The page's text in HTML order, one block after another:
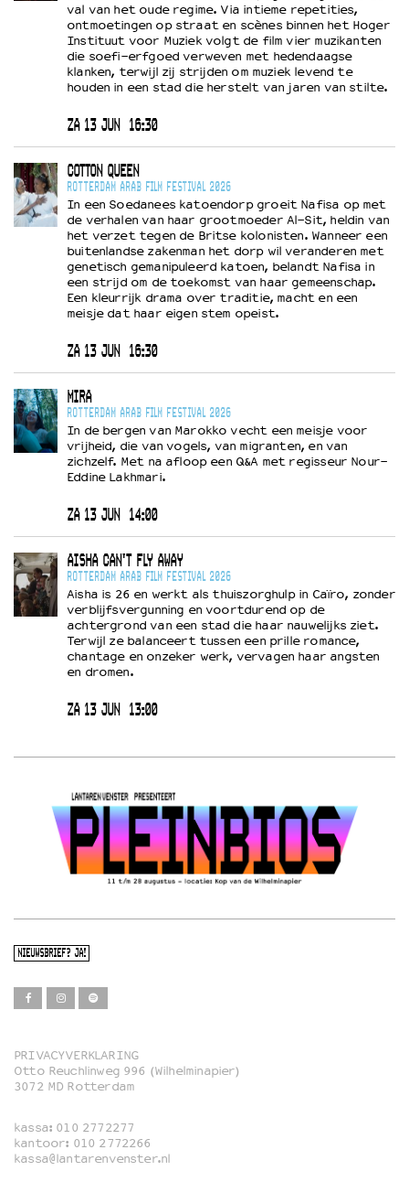
val van het oude regime. Via intieme repetities,
ontmoetingen op straat en scènes binnen het Hoger
Instituut voor Muziek volgt de film vier muzikanten
die soefi-erfgoed verweven met hedendaagse
klanken, terwijl zij strijden om muziek levend te
houden in een stad die herstelt van jaren van stilte.
ZA 13 JUN 16:30
COTTON QUEEN
ROTTERDAM ARAB FILM FESTIVAL 2026
In een Soedanees katoendorp groeit Nafisa op met
de verhalen van haar grootmoeder Al-Sit, heldin van
het verzet tegen de Britse kolonisten. Wanneer een
buitenlandse zakenman het dorp wil veranderen met
genetisch gemanipuleerd katoen, belandt Nafisa in
een strijd om de toekomst van haar gemeenschap.
Een kleurrijk drama over traditie, macht en een
meisje dat haar eigen stem opeist.
ZA 13 JUN 16:30
MIRA
ROTTERDAM ARAB FILM FESTIVAL 2026
In de bergen van Marokko vecht een meisje voor
vrijheid, die van vogels, van migranten, en van
zichzelf. Met na afloop een Q&A met regisseur Nour-
Eddine Lakhmari.
ZA 13 JUN 14:00
AISHA CAN'T FLY AWAY
ROTTERDAM ARAB FILM FESTIVAL 2026
Aisha is 26 en werkt als thuiszorghulp in Caïro, zonder
verblijfsvergunning en voortdurend op de
achtergrond van een stad die haar nauwelijks ziet.
Terwijl ze balanceert tussen een prille romance,
chantage en onzeker werk, vervagen haar angsten
en dromen.
ZA 13 JUN 13:00
NIEUWSBRIEF? JA!
Film
Familie
Film in English
PRIVACYVERKLARING
Otto Reuchlinweg 996 (Wilhelminapier)
3072 MD Rotterdam
kassa: 010 2772277
kantoor: 010 2772266
kassa@lantarenvenster.nl